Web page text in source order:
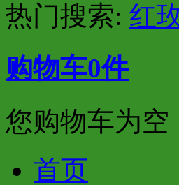
热门搜索: 红
购物车0件
您购物车为空
首页